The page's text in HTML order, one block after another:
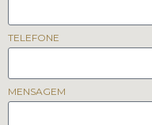
TELEFONE
MENSAGEM